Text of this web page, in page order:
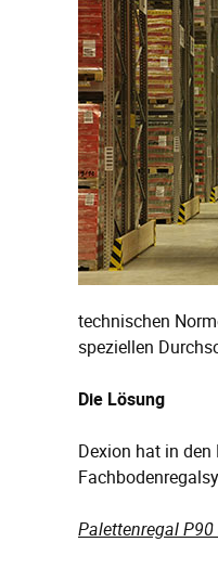
technischen
speziellen
Die Lösung
Dexion hat in
Palettenregal